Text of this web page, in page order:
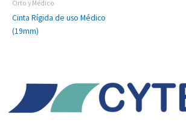
Orto y Médico
Cinta Rígida de uso Médico
(19mm)